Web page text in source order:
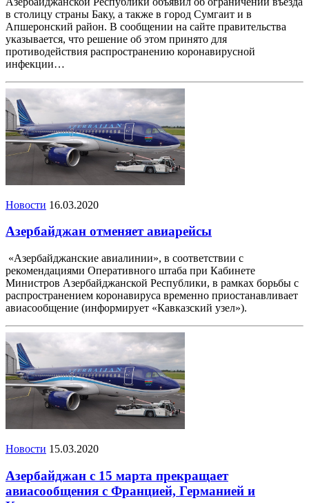
в столицу страны Баку, а также в город Сумгаит и в
Апшеронский район. В сообщении на сайте правительства
указывается, что решение об этом принято для
противодействия распространению коронавирусной
инфекции…
Новости 16.03.2020
Азербайджан отменяет авиарейсы
«Азербайджанские авиалинии», в соответствии с
рекомендациями Оперативного штаба при Кабинете
Министров Азербайджанской Республики, в рамках борьбы с
распространением коронавируса временно приостанавливает
авиасообщение (информирует «Кавказский узел»).
Новости 15.03.2020
Азербайджан с 15 марта прекращает
авиасообщения с Францией, Германией и